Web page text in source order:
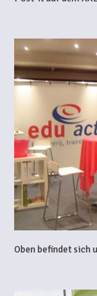
Oben befindet sich